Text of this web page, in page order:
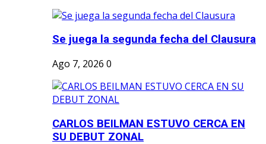
Se juega la segunda fecha del Clausura
Ago 7, 2026 0
CARLOS BEILMAN ESTUVO CERCA EN
SU DEBUT ZONAL